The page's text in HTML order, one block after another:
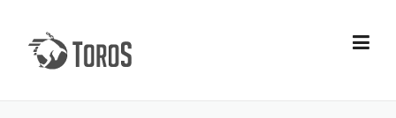
content